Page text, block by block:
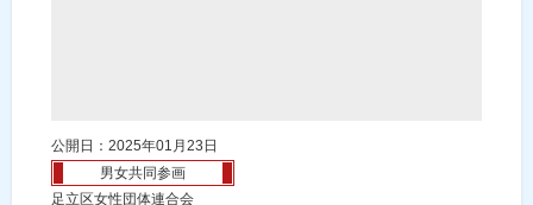
公開日：2025年01月23日
男女共同参画
足立区女性団体連合会